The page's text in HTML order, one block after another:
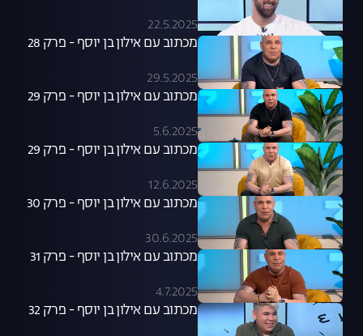
22.5.2025
מכתוב עם אילון בן יוסף - פרק 28
29.5.2025
מכתוב עם אילון בן יוסף - פרק 29
5.6.2025
מכתוב עם אילון בן יוסף - פרק 29
12.6.2025
מכתוב עם אילון בן יוסף - פרק 30
30.6.2025
מכתוב עם אילון בן יוסף - פרק 31
4.7.2025
מכתוב עם אילון בן יוסף - פרק 32